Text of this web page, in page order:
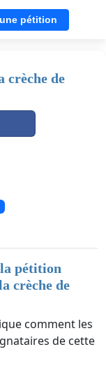
pétition
crèche de
pétition
crèche de
comment les
de cette